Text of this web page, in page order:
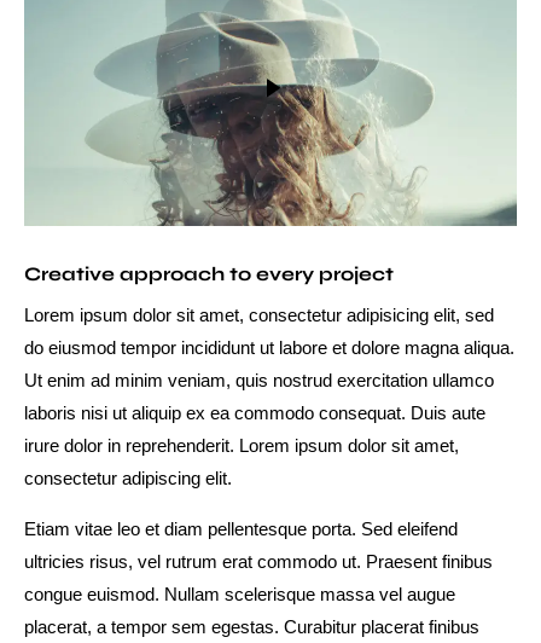
Creative approach to every project
Lorem ipsum dolor sit amet, consectetur adipisicing elit, sed
do eiusmod tempor incididunt ut labore et dolore magna aliqua.
Ut enim ad minim veniam, quis nostrud exercitation ullamco
laboris nisi ut aliquip ex ea commodo consequat. Duis aute
irure dolor in reprehenderit. Lorem ipsum dolor sit amet,
consectetur adipiscing elit.
Etiam vitae leo et diam pellentesque porta. Sed eleifend
ultricies risus, vel rutrum erat commodo ut. Praesent finibus
congue euismod. Nullam scelerisque massa vel augue
placerat, a tempor sem egestas. Curabitur placerat finibus